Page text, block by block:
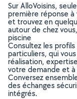
Sur AlloVoisins,
première réponse
et trouvez en
autour de chez
piscine
Consultez les
particuliers, qui
réalisation,
votre demande et
Conversez
des échanges
intégrés.